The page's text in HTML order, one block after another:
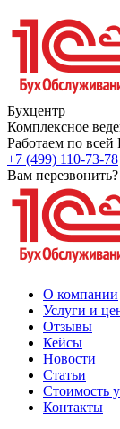
Бухцентр
Комплексное
Работаем по всей
+7 (499) 110-73-78
Вам перезвонить?
О компании
Услуги и
Отзывы
Кейсы
Новости
Статьи
Стоимость
Контакты